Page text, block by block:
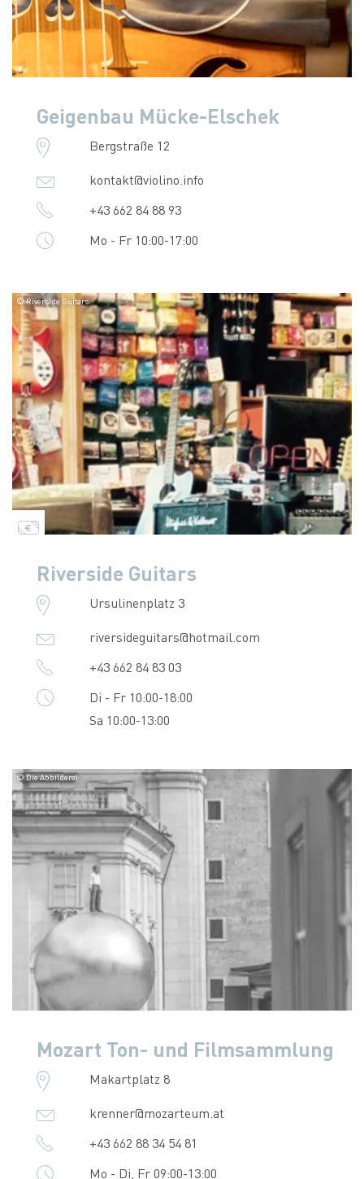
Geigenbau Mücke-Elschek
Bergstraße 12
kontakt@violino.info
+43 662 84 88 93
Mo - Fr 10:00-17:00
© Riverside Guitars
Riverside Guitars
Ursulinenplatz 3
riversideguitars@hotmail.com
+43 662 84 83 03
Di - Fr 10:00-18:00
Sa 10:00-13:00
© Die Abbilderei
Mozart Ton- und Filmsammlung
Makartplatz 8
krenner@mozarteum.at
+43 662 88 34 54 81
Mo - Di, Fr 09:00-13:00